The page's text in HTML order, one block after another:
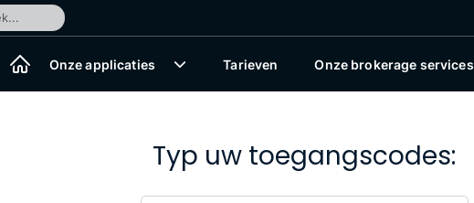
Onze applicaties Tarieven Onze brokerage services
Typ uw toegangscodes: